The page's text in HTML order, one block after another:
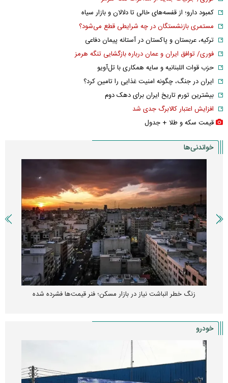
کمبود دارو؛ از قفسه‌های خالی تا دلالان و بازار سیاه
مستمری بازنشستگان در چه شرایطی قطع می‌شود؟
ترکیه، عربستان و پاکستان در آستانه پیمان دفاعی
فوری/ توافق ایران و عمان درباره بازگشایی تنگه هرمز
حزب قوات اللبنانیه و سایه همکاری با تل‌آویو
ایران در جنگ، چگونه امنیت غذایی را تامین کرد؟
بیشترین تورم تاریخ ایران برای دهک دوم
افزایش اعتبار کالابرگ جدی شد
قیمت سکه و طلا + جدول
خواندنی‌ها
زنگ خطر انباشت نیاز در بازار مسکن؛ فنر قیمت‌ها فشرده شده
خودرو